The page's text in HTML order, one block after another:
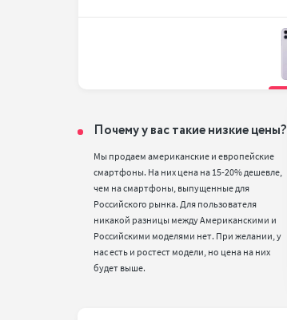
Почему у вас такие низкие цены?
Мы продаем американские и европейские
смартфоны. На них цена на 15-20% дешевле,
чем на смартфоны, выпущенные для
Российского рынка. Для пользователя
никакой разницы между Американскими и
Российскими моделями нет. При желании, у
нас есть и ростест модели, но цена на них
будет выше.